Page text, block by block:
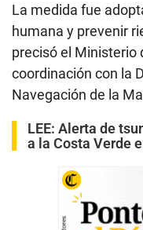
La medida fue
humana y prevenir
precisó el Ministerio
coordinación con la
Navegación de la
LEE: Alerta de
a la Costa Verde